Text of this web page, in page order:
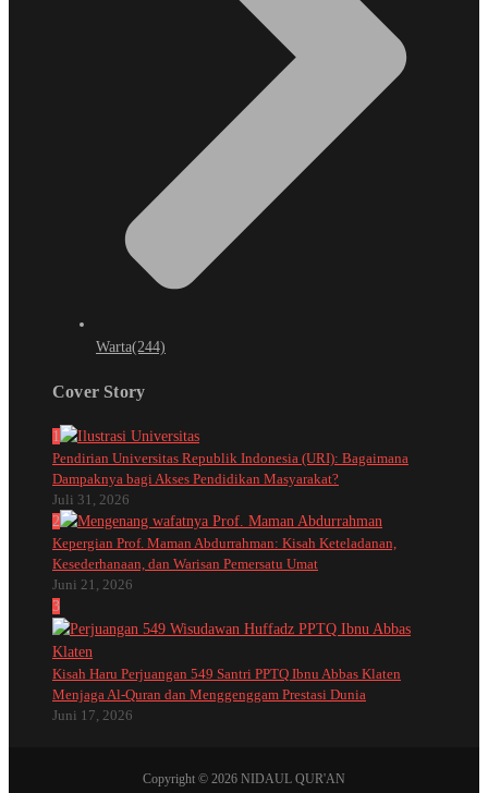
Warta(244)
Cover Story
1
Pendirian Universitas Republik Indonesia (URI): Bagaimana
Dampaknya bagi Akses Pendidikan Masyarakat?
Juli 31, 2026
2
Kepergian Prof. Maman Abdurrahman: Kisah Keteladanan,
Kesederhanaan, dan Warisan Pemersatu Umat
Juni 21, 2026
3
Kisah Haru Perjuangan 549 Santri PPTQ Ibnu Abbas Klaten
Menjaga Al-Quran dan Menggenggam Prestasi Dunia
Juni 17, 2026
Copyright © 2026 NIDAUL QUR'AN